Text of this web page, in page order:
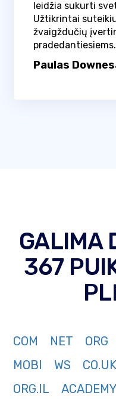
leidžia sukurti
Užtikrintai suteikiu
žvaigždučių
pradedantiesiems.
Paulas
GALIMA
367
COM NET ORG
MOBI
WS CO.UK
ORG.IL
ACADEMY